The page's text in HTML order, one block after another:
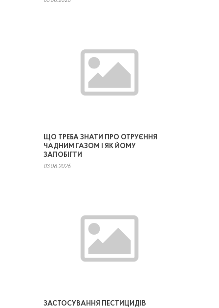
ЩО ТРЕБА ЗНАТИ ПРО ОТРУЄННЯ
ЧАДНИМ ГАЗОМ І ЯК ЙОМУ
ЗАПОБІГТИ
03.08.2026
ЗАСТОСУВАННЯ ПЕСТИЦИДІВ